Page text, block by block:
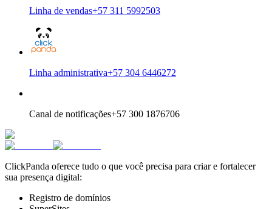
Linha de vendas+57 311 5992503
Linha administrativa+57 304 6446272
Canal de notificações+57 300 1876706
ClickPanda oferece tudo o que você precisa para criar e fortalecer
sua presença digital:
Registro de domínios